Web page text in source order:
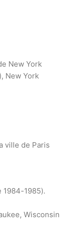
New York
New York
ville de Paris
1984-1985).
Wisconsin